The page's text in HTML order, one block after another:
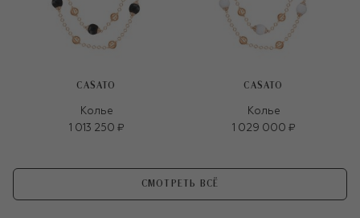
CASATO
Колье
1 013 250 ₽
CASATO
Колье
1 029 000 ₽
СМОТРЕТЬ ВСЁ